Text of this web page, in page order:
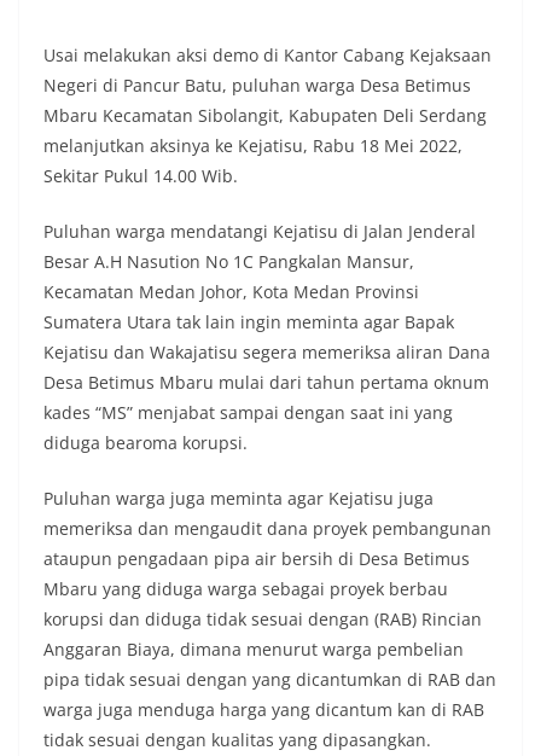
Kelurahan Sunggal tetap terjaga aman, tertib,
dan kondusif hingga puncak perayaan HUT
Kemerdekaan RI berlangsung.‎‎Wujud Kedekatan
Polri dengan Masyarakat‎Kegiatan sambang Door
to Door System ini merupakan salah satu bentuk
implementasi program Polri Presisi yang
mengedepankan kehadiran dan kedekatan
kegiatan semacam ini, Bhabinkamtibmas tidak
hanya berperan sebagai penyampai informasi
dan imbauan, tetapi juga sebagai mitra
masyarakat dalam menjaga keamanan lingkungan
secara bersama-sama.‎‎Kehadiran
Bhabinkamtibmas di tengah-tengah warga
diharapkan dapat semakin mempererat
hubungan kemitraan antara Polri dan
masyarakat, sekaligus membangun kesadaran
kolektif warga akan pentingnya menjaga
lingkungan, khususnya dalam menyambut
momentum bersejarah HUT Kemerdekaan
Republik Indonesia.‎Kegiatan sambang ini
rencananya akan terus dilaksanakan secara rutin
oleh Bhabinkamtibmas di wilayah Kelurahan
Sunggal sebagai bagian dari upaya menciptakan
situasi Kamtibmas yang aman dan kondusif,
sekaligus menumbuhkan semangat nasionalisme
warga dalam menyambut Hari Kemerdekaan RI.
Bhabinkamtibmas Polsek Medan Sunggal
Sambangi Warga Kelurahan Sunggal, Ingatkan
Usai melakukan aksi demo di Kantor Cabang Kejaksaan
Negeri di Pancur Batu, puluhan warga Desa Betimus
Mbaru Kecamatan Sibolangit, Kabupaten Deli Serdang
melanjutkan aksinya ke Kejatisu, Rabu 18 Mei 2022,
Sekitar Pukul 14.00 Wib.
Puluhan warga mendatangi Kejatisu di Jalan Jenderal
Besar A.H Nasution No 1C Pangkalan Mansur,
Kecamatan Medan Johor, Kota Medan Provinsi
Sumatera Utara tak lain ingin meminta agar Bapak
Kejatisu dan Wakajatisu segera memeriksa aliran Dana
Desa Betimus Mbaru mulai dari tahun pertama oknum
kades “MS” menjabat sampai dengan saat ini yang
diduga bearoma korupsi.
Puluhan warga juga meminta agar Kejatisu juga
memeriksa dan mengaudit dana proyek pembangunan
ataupun pengadaan pipa air bersih di Desa Betimus
Mbaru yang diduga warga sebagai proyek berbau
korupsi dan diduga tidak sesuai dengan (RAB) Rincian
Anggaran Biaya, dimana menurut warga pembelian
pipa tidak sesuai dengan yang dicantumkan di RAB dan
warga juga menduga harga yang dicantum kan di RAB
tidak sesuai dengan kualitas yang dipasangkan.